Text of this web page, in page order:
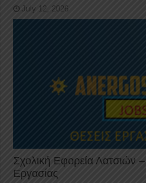
July 12, 2026
Σχολική Εφορεία Λατσιών
Εργασίας